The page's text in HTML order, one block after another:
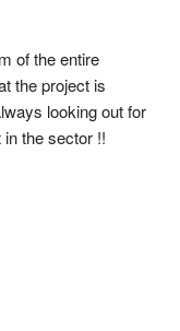
of the entire
the project is
looking out for
the sector !!